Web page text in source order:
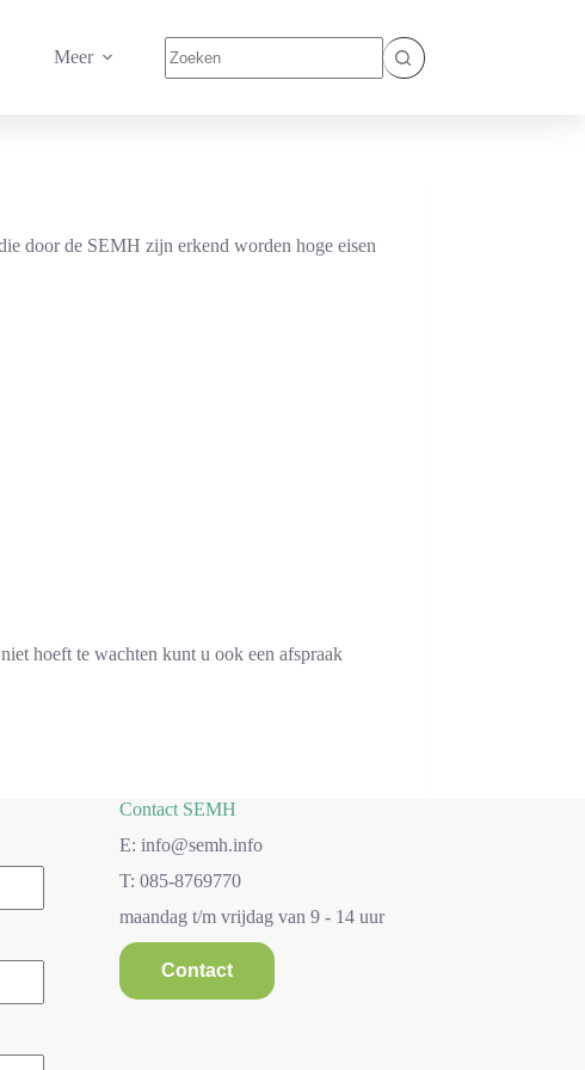
Meer
resultaten
door de SEMH zijn erkend worden hoge eisen
hoeft te wachten kunt u ook een afspraak
Contact SEMH
E: info@semh.info
T: 085-8769770
maandag t/m vrijdag van 9 - 14 uur
Contact